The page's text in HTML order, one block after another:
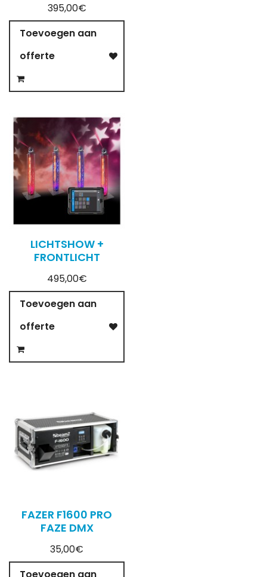
395,00€
Toevoegen aan
offerte
LICHTSHOW +
FRONTLICHT
495,00€
Toevoegen aan
offerte
FAZER F1600 PRO
FAZE DMX
35,00€
Toevoegen aan